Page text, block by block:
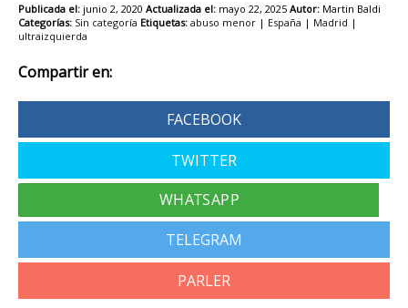
Publicada el: junio 2, 2020 Actualizada el: mayo 22, 2025 Autor: Martin Baldi
Categorías: Sin categoría Etiquetas: abuso menor | España | Madrid |
ultraizquierda
Compartir en:
FACEBOOK
TWITTER
TELEGRAM
PARLER